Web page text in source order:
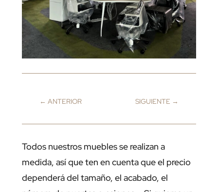
← ANTERIOR SIGUIENTE →
Todos nuestros muebles se realizan a
medida, así que ten en cuenta que el precio
dependerá del tamaño, el acabado, el